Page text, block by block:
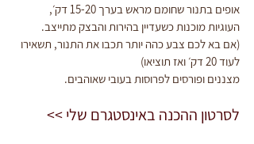
אופים בתנור שחומם מראש בערך 15-20 דק׳,
העוגיות מוכנות כשעדיין בהירות והבצק מתייצב.
(אם בא לכם צבע כהה יותר תכבו את התנור, תשאירו
לעוד 20 דק׳ ואז תוציאו)
מצננים ופורסים לפרוסות בעובי שאוהבים.
לסרטון ההכנה באינסטגרם שלי >>